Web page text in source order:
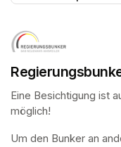
Eine Besichtigung ist
möglich!
Um den Bunker an